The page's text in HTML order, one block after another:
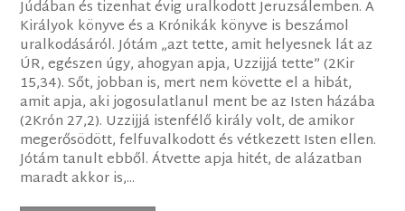
Júdában és tizenhat évig uralkodott Jeruzsálemben. A
Királyok könyve és a Krónikák könyve is beszámol
uralkodásáról. Jótám „azt tette, amit helyesnek lát az
ÚR, egészen úgy, ahogyan apja, Uzzijjá tette” (2Kir
15,34). Sőt, jobban is, mert nem követte el a hibát,
amit apja, aki jogosulatlanul ment be az Isten házába
(2Krón 27,2). Uzzijjá istenfélő király volt, de amikor
megerősödött, felfuvalkodott és vétkezett Isten ellen.
Jótám tanult ebből. Átvette apja hitét, de alázatban
maradt akkor is,...